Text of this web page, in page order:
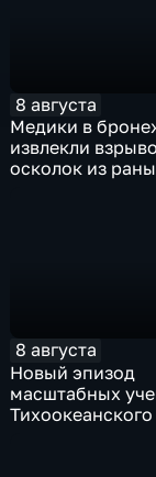
8 августа
Медики в
извлекли
осколок из
8 августа
Новый эпизод
масштабных